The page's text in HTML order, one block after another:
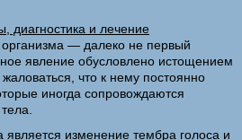
диагностика и лечение
— далеко не первый
явление обусловлено истощением
что к нему постоянно
иногда сопровождаются
изменение тембра голоса и